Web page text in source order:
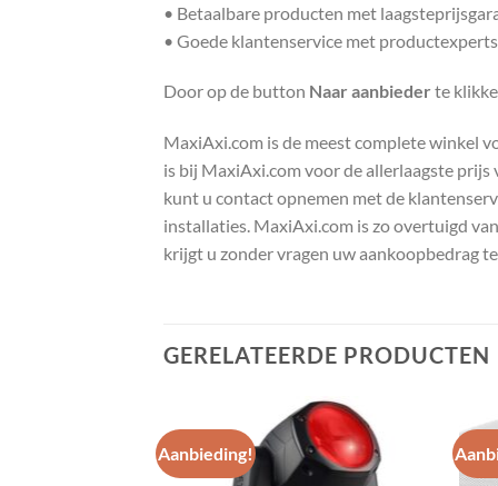
• Betaalbare producten met
• Goede klantenservice met productexperts
Door op de button Naar aanbieder te
MaxiAxi.com is de meest complete winkel
is bij MaxiAxi.com voor de allerlaagste prijs
kunt u contact opnemen met de
installaties. MaxiAxi.com is zo overtuigd
krijgt u zonder vragen uw aankoopbedrag
GERELATEERDE PRODUCTEN
Aanbieding!